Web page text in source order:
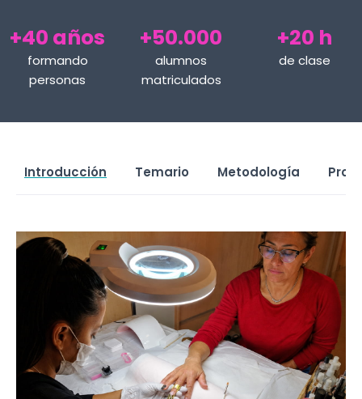
+40 años
formando
personas
+50.000
alumnos
matriculados
+20 h
de clase
Introducción Temario Metodología